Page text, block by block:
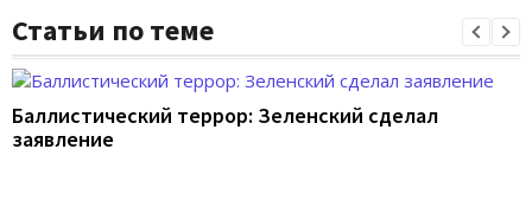
Статьи по теме
Баллистический террор: Зеленский сделал
заявление